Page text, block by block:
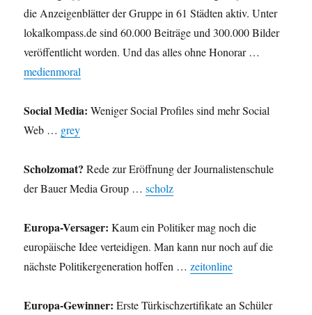
die Anzeigenblätter der Gruppe in 61 Städten aktiv. Unter
lokalkompass.de sind 60.000 Beiträge und 300.000 Bilder
veröffentlicht worden. Und das alles ohne Honorar …
medienmoral
Social Media: Weniger Social Profiles sind mehr Social
Web … grey
Scholzomat? Rede zur Eröffnung der Journalistenschule
der Bauer Media Group …scholz
Europa-Versager: Kaum ein Politiker mag noch die
europäische Idee verteidigen. Man kann nur noch auf die
nächste Politikergeneration hoffen …zeitonline
Europa-Gewinner: Erste Türkischzertifikate an Schüler